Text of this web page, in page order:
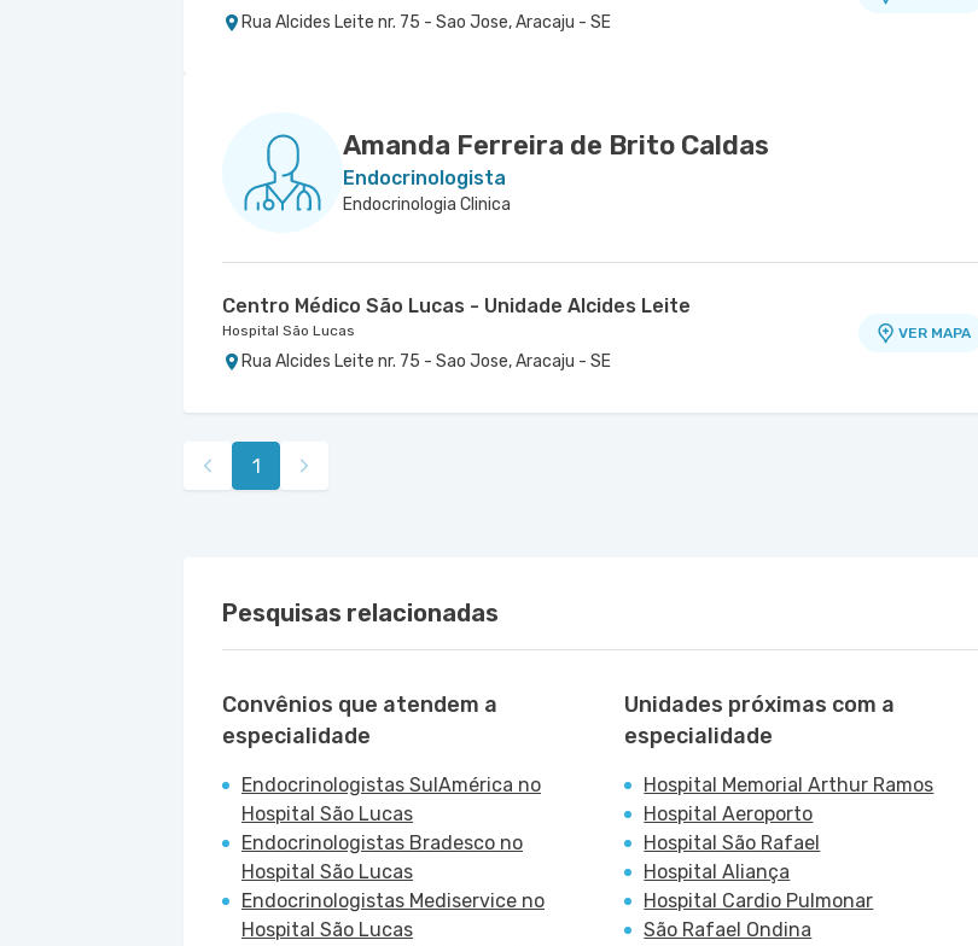
Rua Alcides Leite nr. 75 - Sao Jose, Aracaju - SE
Amanda Ferreira de Brito Caldas
Endocrinologista
Endocrinologia Clinica
Centro Médico São Lucas - Unidade Alcides Leite
Hospital São Lucas
Rua Alcides Leite nr. 75 - Sao Jose, Aracaju - SE
VER MAPA
1
Pesquisas relacionadas
Convênios que atendem a
especialidade
Endocrinologistas SulAmérica no
Hospital São Lucas
Endocrinologistas Bradesco no
Hospital São Lucas
Endocrinologistas Mediservice no
Hospital São Lucas
Unidades próximas com a
especialidade
Hospital Memorial Arthur Ramos
Hospital Aeroporto
Hospital São Rafael
Hospital Aliança
Hospital Cardio Pulmonar
São Rafael Ondina